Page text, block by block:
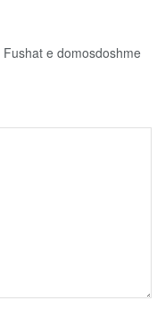
Fushat e domosdoshme